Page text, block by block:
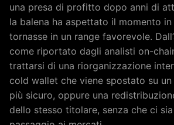
una presa di profitto dopo anni di
la balena ha aspettato il momento
tornasse in un range favorevole.
come riportato dagli analisti on-
trattarsi di una riorganizzazione
cold wallet che viene spostato su
più sicuro, oppure una
dello stesso titolare, senza che ci